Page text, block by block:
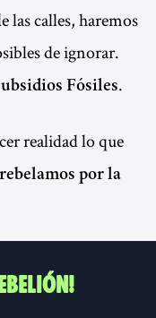
las calles, haremos
de ignorar.
Fósiles.
realidad lo que
rebelamos por la